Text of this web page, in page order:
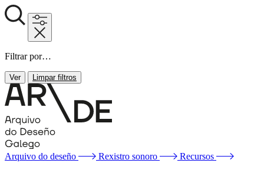
Filtrar por…
Ver Limpar filtros
Arquivo do deseño Rexistro sonoro Recursos